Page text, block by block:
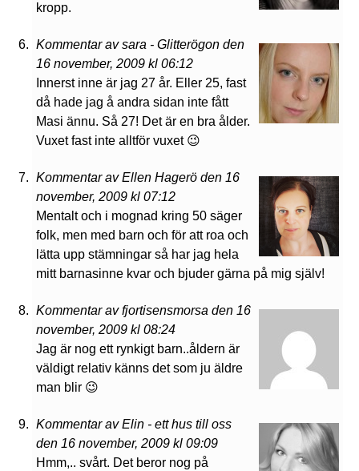
kropp.
Kommentar av sara - Glitterögon den
16 november, 2009 kl 06:12
Innerst inne är jag 27 år. Eller 25, fast
då hade jag å andra sidan inte fått
Masi ännu. Så 27! Det är en bra ålder.
Vuxet fast inte alltför vuxet 😉
Kommentar av Ellen Hagerö den 16
november, 2009 kl 07:12
Mentalt och i mognad kring 50 säger
folk, men med barn och för att roa och
lätta upp stämningar så har jag hela
mitt barnasinne kvar och bjuder gärna på mig själv!
Kommentar av fjortisensmorsa den 16
november, 2009 kl 08:24
Jag är nog ett rynkigt barn..åldern är
väldigt relativ känns det som ju äldre
man blir 😉
Kommentar av Elin - ett hus till oss
den 16 november, 2009 kl 09:09
Hmm,.. svårt. Det beror nog på